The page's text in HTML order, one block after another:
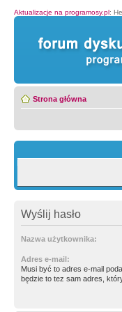
Aktualizacje na programosy.pl:
Strona główna
Wyślij hasło
Nazwa użytkownika:
Adres e-mail:
Musi być to adres e-mail
będzie to tez sam adres,